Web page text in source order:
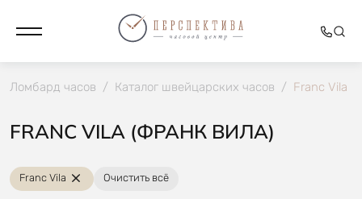
Ломбард часов / Каталог швейцарских часов / Franc Vila
FRANC VILA (ФРАНК ВИЛА)
Franc Vila Очистить всё